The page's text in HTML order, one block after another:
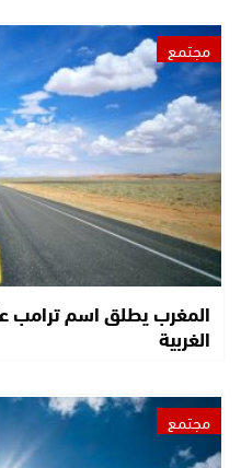
مجتمع
المغرب يطلق اسم ترامب
الغربية
مجتمع